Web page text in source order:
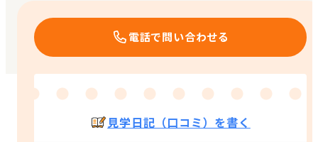
電話で問い合わせる
見学日記（口コミ）を書く